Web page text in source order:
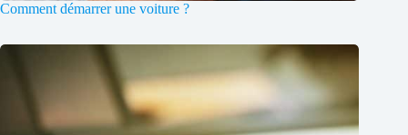
Comment démarrer une voiture ?